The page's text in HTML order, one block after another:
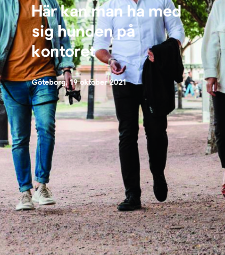
Här kan man ha med
sig hunden på
kontoret
Göteborg, 19 oktober 2021